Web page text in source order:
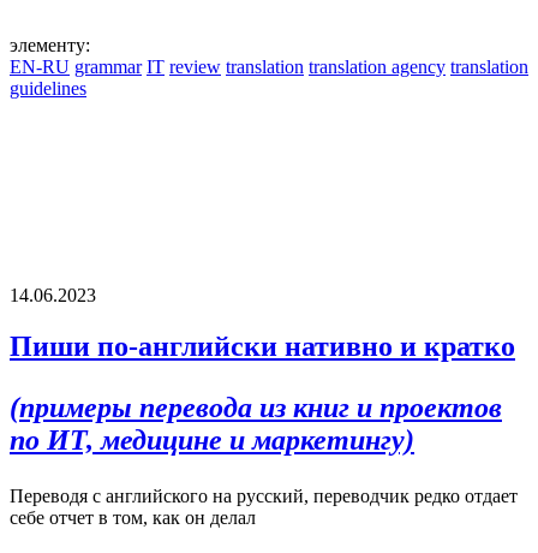
элементу:
EN-RU grammar IT review translation translation agency translation
guidelines
14.06.2023
Пиши по-английски нативно и кратко
(примеры перевода из книг и проектов
по ИТ, медицине и маркетингу)
Переводя с английского на русский, переводчик редко отдает
себе отчет в том, как он делал